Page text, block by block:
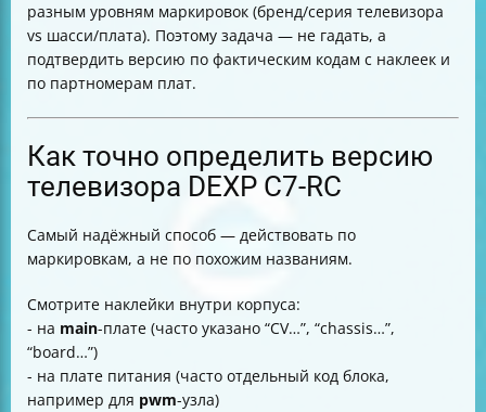
разным уровням маркировок (бренд/серия телевизора
vs шасси/плата). Поэтому задача — не гадать, а
подтвердить версию по фактическим кодам с наклеек и
по партномерам плат.
Как точно определить версию
телевизора DEXP C7-RC
Самый надёжный способ — действовать по
маркировкам, а не по похожим названиям.
Смотрите наклейки внутри корпуса:
- на main-плате (часто указано “CV…”, “chassis…”,
“board…”)
- на плате питания (часто отдельный код блока,
например для pwm-узла)